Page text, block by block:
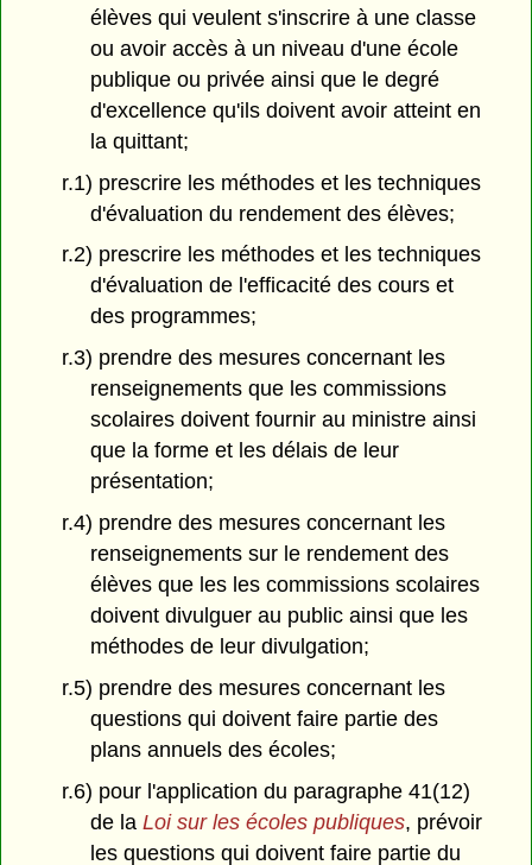
élèves qui veulent s'inscrire à une classe
ou avoir accès à un niveau d'une école
publique ou privée ainsi que le degré
d'excellence qu'ils doivent avoir atteint en
la quittant;
r.1) prescrire les méthodes et les techniques
d'évaluation du rendement des élèves;
r.2) prescrire les méthodes et les techniques
d'évaluation de l'efficacité des cours et
des programmes;
r.3) prendre des mesures concernant les
renseignements que les commissions
scolaires doivent fournir au ministre ainsi
que la forme et les délais de leur
présentation;
r.4) prendre des mesures concernant les
renseignements sur le rendement des
élèves que les les commissions scolaires
doivent divulguer au public ainsi que les
méthodes de leur divulgation;
r.5) prendre des mesures concernant les
questions qui doivent faire partie des
plans annuels des écoles;
r.6) pour l'application du paragraphe 41(12)
de laLoi sur les écoles publiques, prévoir
les questions qui doivent faire partie du